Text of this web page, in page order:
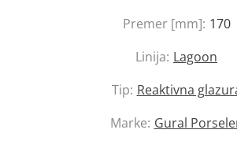
Premer [mm]: 170
Linija: Lagoon
Tip: Reaktivna
Marke: Gural